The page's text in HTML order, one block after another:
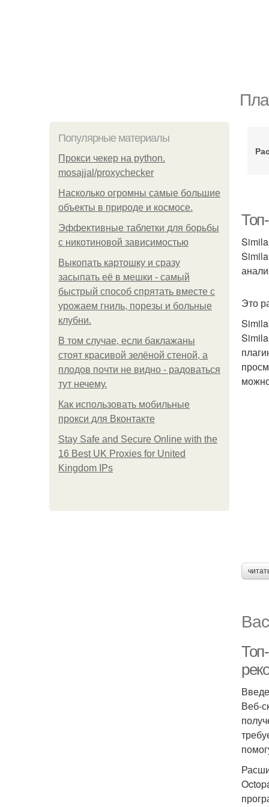
Популярные материалы
Прокси чекер на python.
mosajjal/proxychecker
Насколько огромны самые большие
объекты в природе и космосе.
Эффективные таблетки для борьбы
с никотиновой зависимостью
Выкопать картошку и сразу
засыпать её в мешки - самый
быстрый способ спрятать вместе с
урожаем гниль, порезы и больные
клубни.
В том случае, если баклажаны
стоят красивой зелёной стеной, а
плодов почти не видно - радоваться
тут нечему.
Как использовать мобильные
прокси для Вконтакте
Stay Safe and Secure Online with the
16 Best UK Proxies for United
Kingdom IPs
Это
Веб-